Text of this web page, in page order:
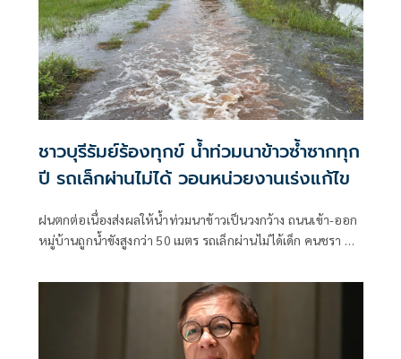
ชาวบุรีรัมย์ร้องทุกข์ น้ำท่วมนาข้าวซ้ำซากทุก
ปี รถเล็กผ่านไม่ได้ วอนหน่วยงานเร่งแก้ไข
ฝนตกต่อเนื่องส่งผลให้น้ำท่วมนาข้าวเป็นวงกว้าง ถนนเข้า-ออก
หมู่บ้านถูกน้ำขังสูงกว่า 50 เมตร รถเล็กผ่านไม่ได้เด็ก คนชรา ผู้
หน่วยงานที่เกี่ยวข้องแก้ไข ขณะ อบต.เคยเสนอของบมาวาง
บล็อกคอนเวิร์สแก้ปัญหาระยะยาว แต่ถูกโยกไปที่อื่น เตรียม
หางบทำถนนให้สูงขึ้นบรรเทาความเดือดร้อน